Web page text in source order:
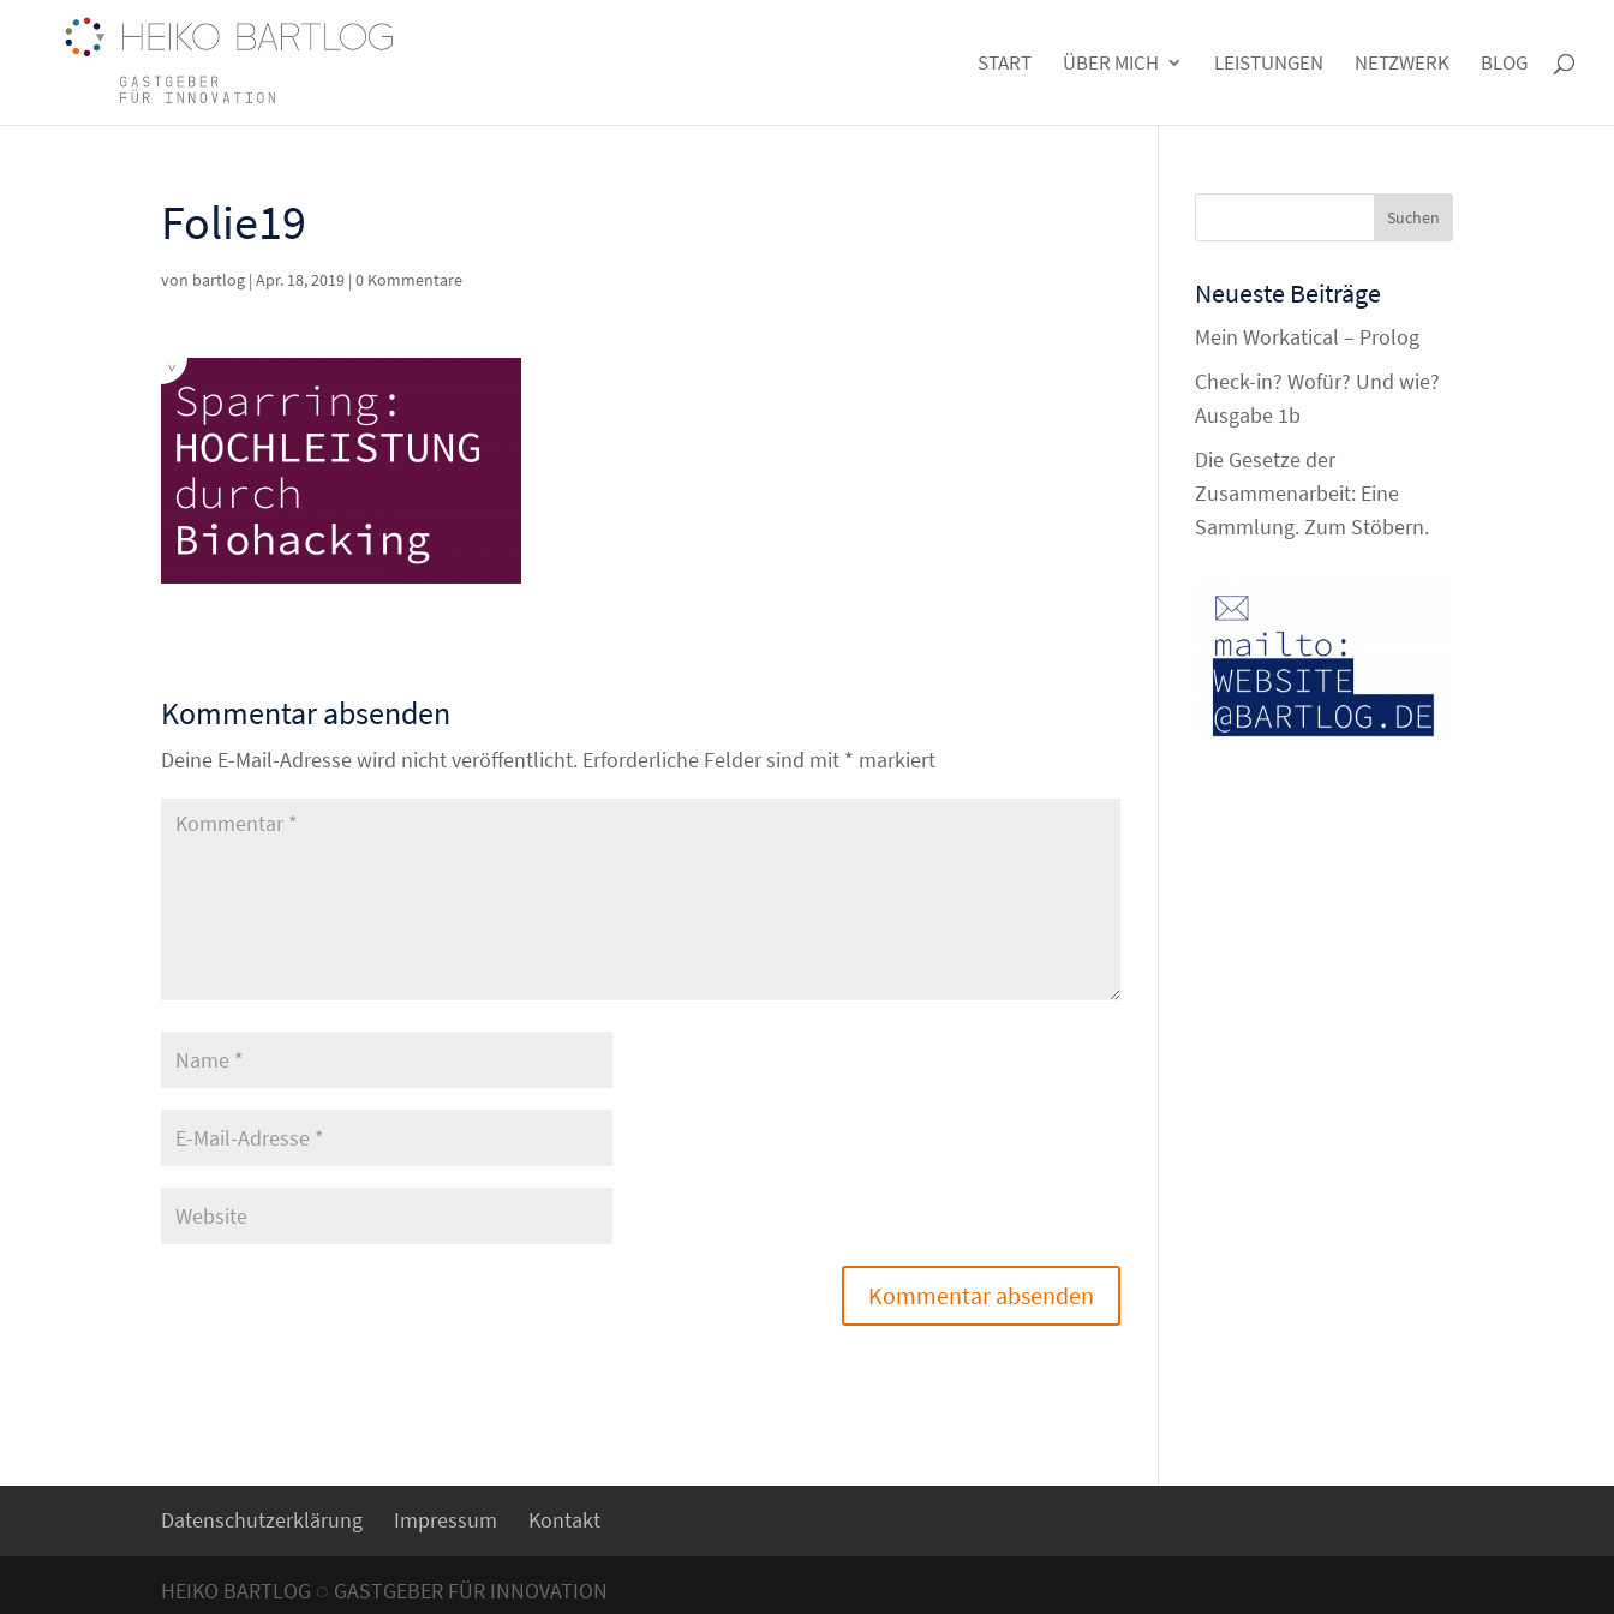
START ÜBER MICH LEISTUNGEN NETZWERK BLOG
Folie19
von bartlog |Apr. 18, 2019 |0 Kommentare
Kommentar absenden
Deine E-Mail-Adresse wird nicht veröffentlicht. Erforderliche Felder sind mit * markiert
Neueste Beiträge
Mein Workatical – Prolog
Check-in? Wofür? Und wie?
Ausgabe 1b
Die Gesetze der
Zusammenarbeit: Eine
Sammlung. Zum Stöbern.
Datenschutzerklärung Impressum Kontakt
HEIKO BARTLOG ◌ GASTGEBER FÜR INNOVATION